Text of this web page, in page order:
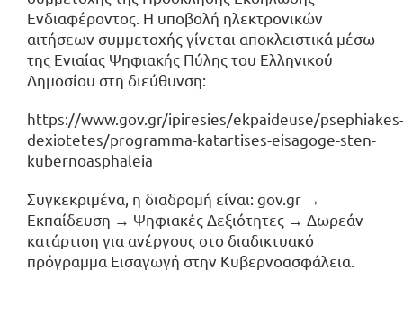
Ενδιαφέροντος. Η υποβολή ηλεκτρονικών
αιτήσεων συμμετοχής γίνεται αποκλειστικά μέσω
της Ενιαίας Ψηφιακής Πύλης του Ελληνικού
Δημοσίου στη διεύθυνση:
https://www.gov.gr/ipiresies/ekpaideuse/psephiakes-
dexiotetes/programma-katartises-eisagoge-sten-
kubernoasphaleia
Συγκεκριμένα, η διαδρομή είναι: gov.gr →
Εκπαίδευση → Ψηφιακές Δεξιότητες → Δωρεάν
κατάρτιση για ανέργους στο διαδικτυακό
πρόγραμμα Εισαγωγή στην Κυβερνοασφάλεια.